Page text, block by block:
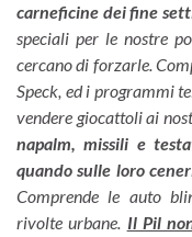
carneficine dei fine
speciali per le nostre
cercano di forzarle.
Speck, ed i programmi
vendere giocattoli ai
napalm, missili e
quando sulle loro
Comprende le auto
rivolte urbane. Il Pil